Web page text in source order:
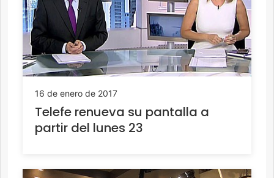
16 de enero de 2017
Telefe renueva su pantalla a
partir del lunes 23